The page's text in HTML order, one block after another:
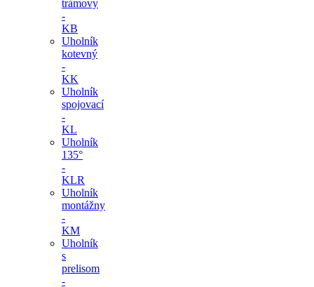
trámovy
-
KB
Uholník
kotevný
-
KK
Uholník
spojovací
-
KL
Uholník
135°
-
KLR
Uholník
montážny
-
KM
Uholník
s
prelisom
-